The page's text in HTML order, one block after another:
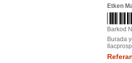
Etken
Barkod
Burada